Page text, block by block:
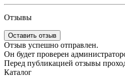
Отзывы
Оставить отзыв
Отзыв успешно отправлен.
Он будет проверен
Перед публикацией отзывы
Каталог